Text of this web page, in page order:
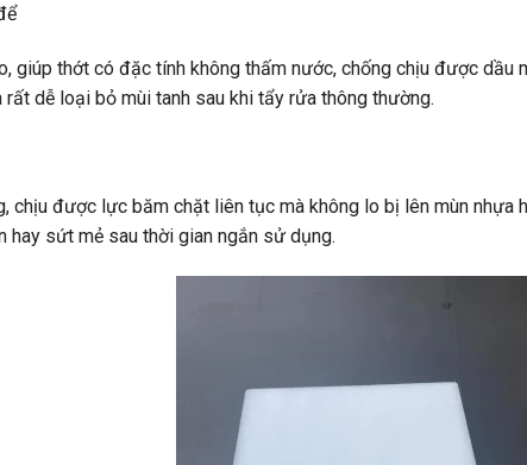
giúp thớt có đặc tính không thấm nước, chống chịu được
dễ loại bỏ mùi tanh sau khi tẩy rửa thông thường.
chịu được lực băm chặt liên tục mà không lo bị lên mùn
hay sứt mẻ sau thời gian ngắn sử dụng.